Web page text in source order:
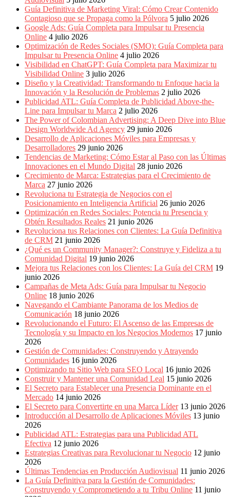
Periódicos
Producción
Gráfica
Colombia.
Guía Definitiva de Marketing Viral: Cómo Crear Contenido
Contagioso que se Propaga como la Pólvora 5 julio 2026
Google Ads: Guía Completa para Impulsar tu Presencia
Online 4 julio 2026
Optimización de Redes Sociales (SMO): Guía Completa para
Impulsar tu Presencia Online 4 julio 2026
Visibilidad en ChatGPT: Guía Completa para Maximizar tu
Visibilidad Online 3 julio 2026
Diseño y la Creatividad: Transformando tu Enfoque hacia la
Innovación y la Resolución de Problemas 2 julio 2026
Publicidad ATL: Guía Completa de Publicidad Above-the-
Line para Impulsar tu Marca 2 julio 2026
The Power of Colombian Advertising: A Deep Dive into Blue
Design Worldwide Ad Agency 29 junio 2026
Desarrollo de Aplicaciones Móviles para Empresas y
Desarrolladores 29 junio 2026
Tendencias de Marketing: Cómo Estar al Paso con las Últimas
Innovaciones en el Mundo Digital 28 junio 2026
Crecimiento de Marca: Estrategias para el Crecimiento de
Marca 27 junio 2026
Revoluciona tu Estrategia de Negocios con el
Posicionamiento en Inteligencia Artificial 26 junio 2026
Optimización en Redes Sociales: Potencia tu Presencia y
Obtén Resultados Reales 21 junio 2026
Revoluciona tus Relaciones con Clientes: La Guía Definitiva
de CRM 21 junio 2026
¿Qué es un Community Manager?: Construye y Fideliza a tu
Comunidad Digital 19 junio 2026
Mejora tus Relaciones con los Clientes: La Guía del CRM 19
junio 2026
Campañas de Meta Ads: Guía para Impulsar tu Negocio
Online 18 junio 2026
Navegando el Cambiante Panorama de los Medios de
Comunicación 18 junio 2026
Revolucionando el Futuro: El Ascenso de las Empresas de
Tecnología y su Impacto en los Negocios Modernos 17 junio
2026
Gestión de Comunidades: Construyendo y Atrayendo
Comunidades 16 junio 2026
Optimizando tu Sitio Web para SEO Local 16 junio 2026
Construir y Mantener una Comunidad Leal 15 junio 2026
El Secreto para Establecer una Presencia Dominante en el
Mercado 14 junio 2026
El Secreto para Convertirte en una Marca Líder 13 junio 2026
Introducción al Desarrollo de Aplicaciones Móviles 13 junio
2026
Publicidad ATL: Estrategias para una Publicidad ATL
Efectiva 12 junio 2026
Estrategias Creativas para Revolucionar tu Negocio 12 junio
2026
Últimas Tendencias en Producción Audiovisual 11 junio 2026
La Guía Definitiva para la Gestión de Comunidades:
Construyendo y Comprometiendo a tu Tribu Online 11 junio